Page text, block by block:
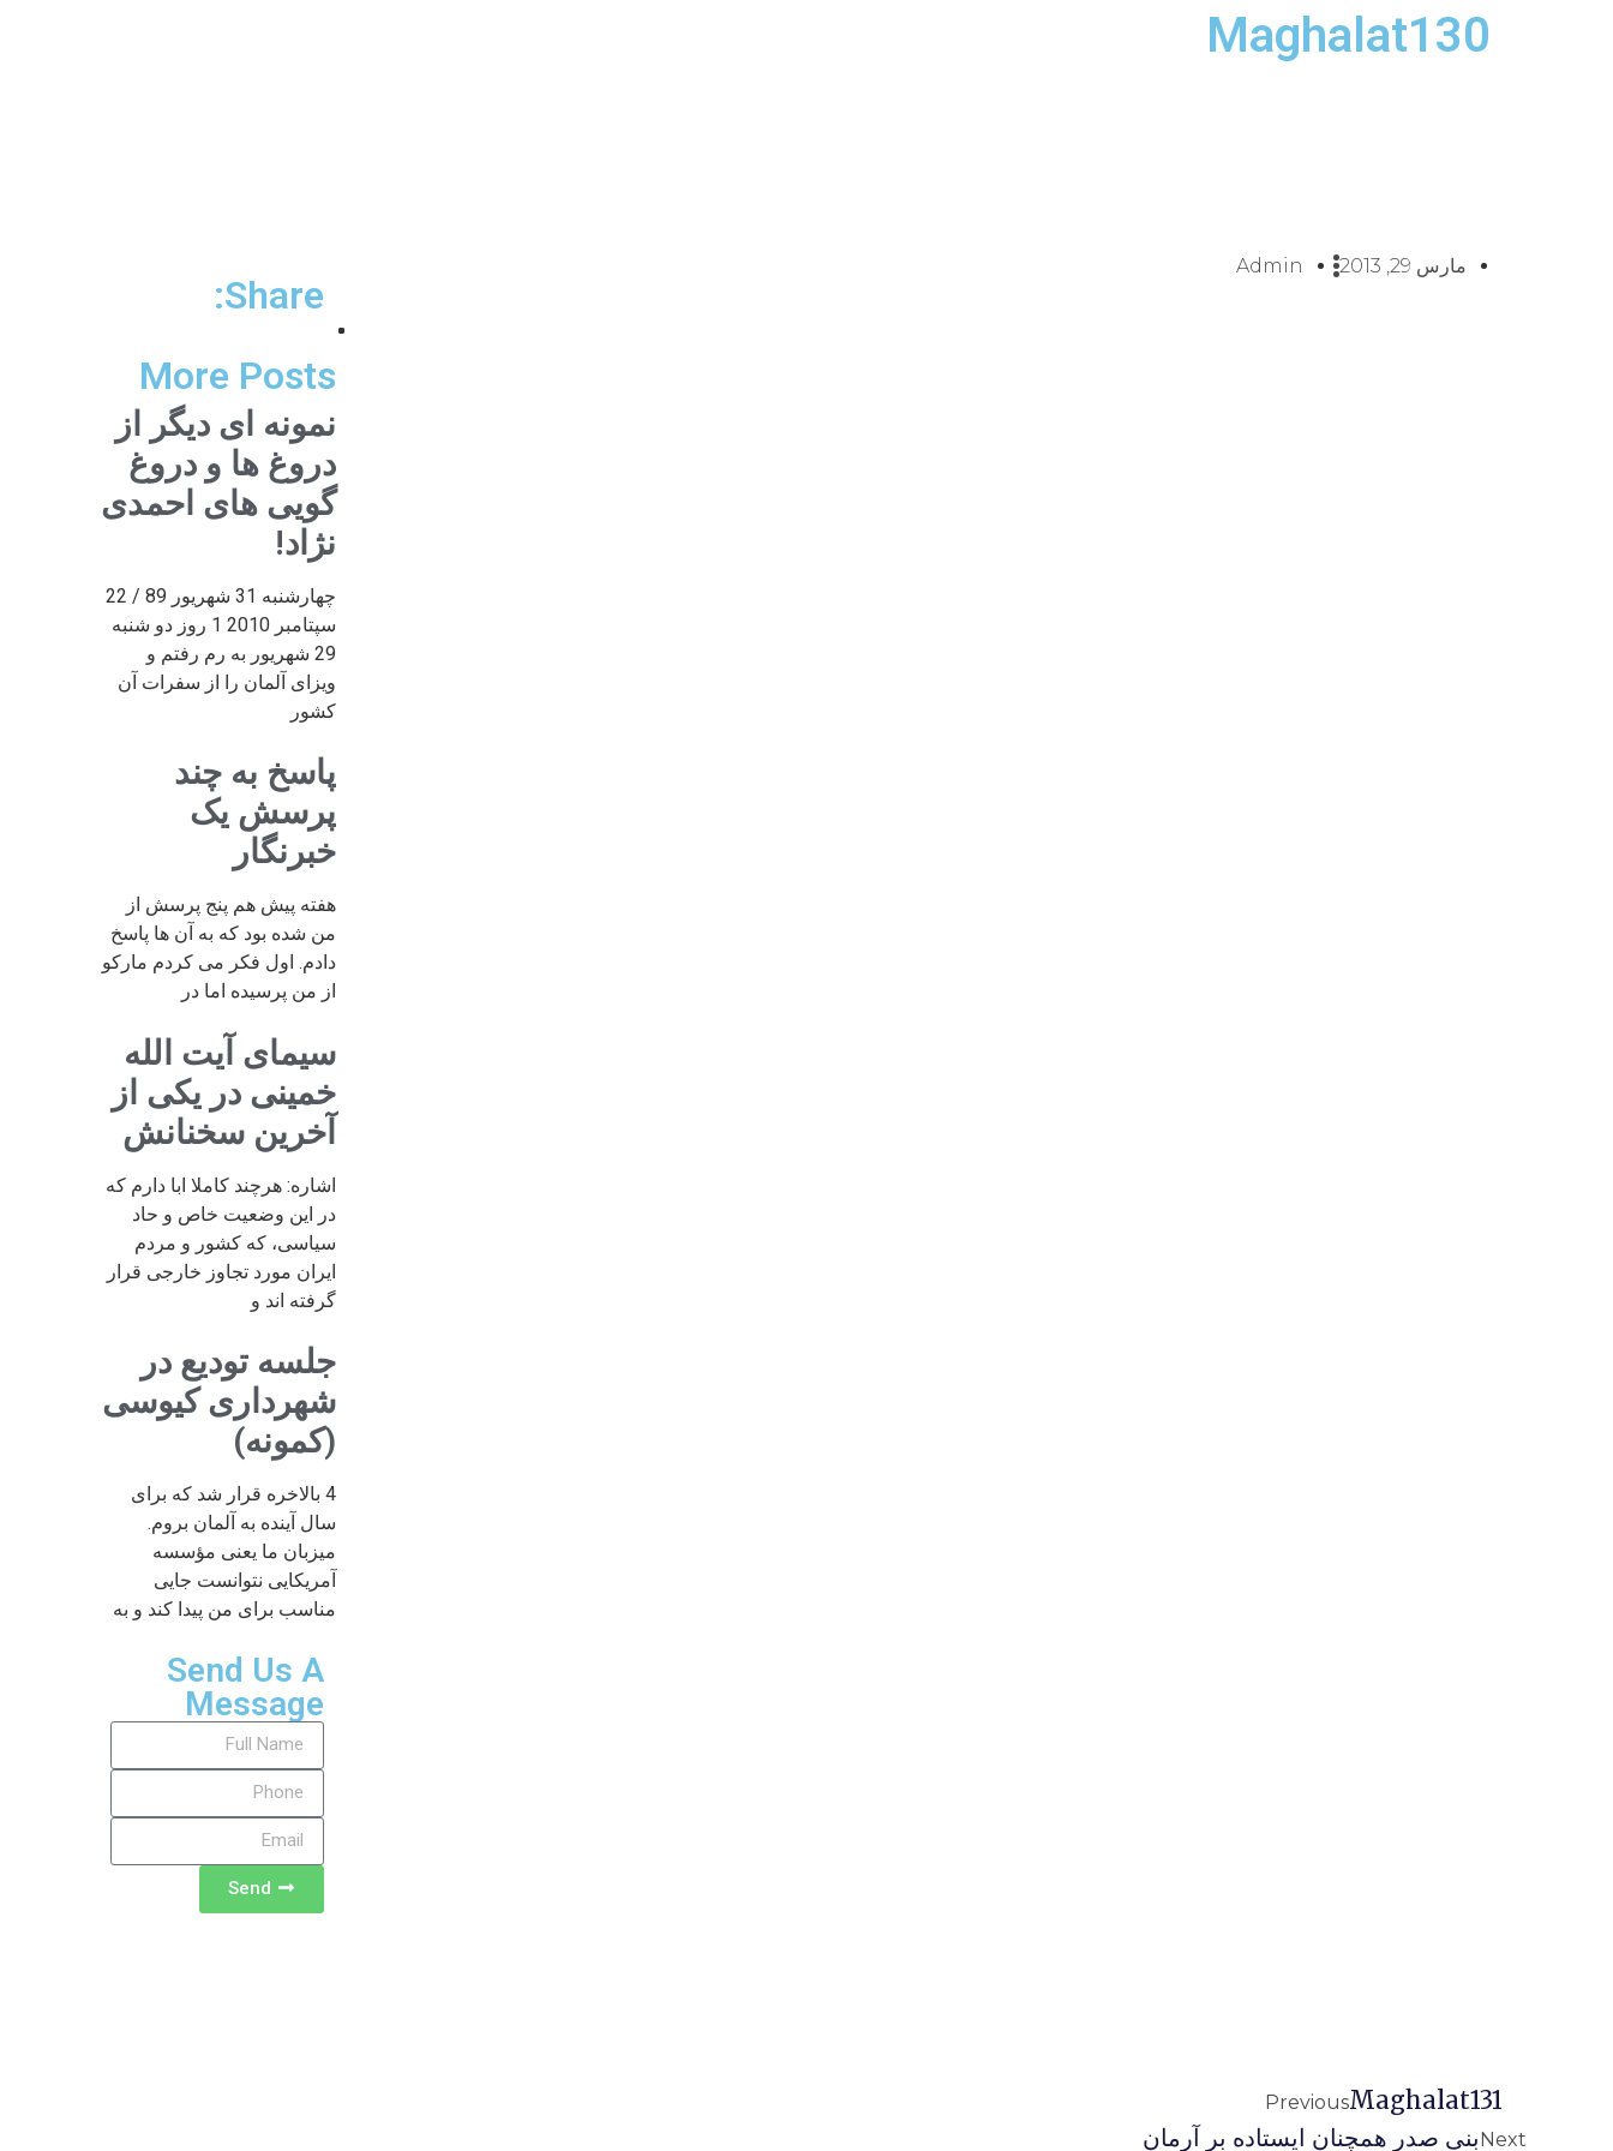
Maghalat130
مارس 29, 2013 Admin
Share:
More Posts
نمونه ای دیگر از
دروغ ها و دروغ
گویی های احمدی
نژاد!
چهارشنبه 31 شهریور 89 / 22
سپتامبر 2010 1 روز دو شنبه
29 شهریور به رم رفتم و
ویزای آلمان را از سفرات آن
کشور
پاسخ به چند
پرسش یک
خبرنگار
هفته پیش هم پنج پرسش از
من شده بود که به آن ها پاسخ
دادم. اول فکر می کردم مارکو
از من پرسیده اما در
سیمای آیت الله
خمینی در یکی از
آخرین سخنانش
اشاره: هرچند کاملا ابا دارم که
در این وضعیت خاص و حاد
سیاسی، که کشور و مردم
ایران مورد تجاوز خارجی قرار
گرفته اند و
جلسه تودیع در
شهرداری کیوسی
(کمونه)
4 بالاخره قرار شد که برای
سال آینده به آلمان بروم.
میزبان ما یعنی مؤسسه
آمریکایی نتوانست جایی
مناسب برای من پیدا کند و به
Send Us A
Message
Send
PreviousMaghalat131
Nextبنی صدر همچنان ایستاده بر آرمان